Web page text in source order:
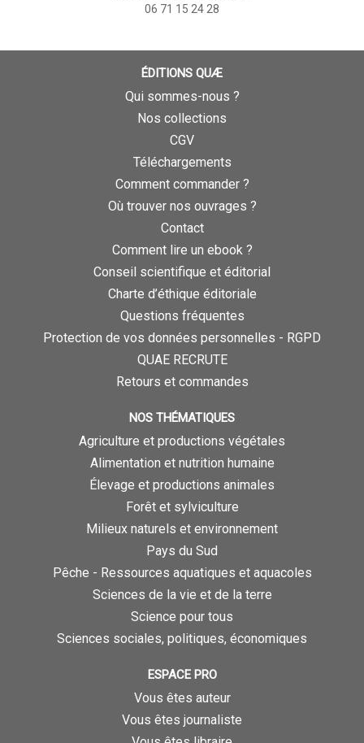
06 71 15 24 28
ÉDITIONS QUÆ
Qui sommes-nous ?
Nos collections
CGV
Téléchargements
Comment commander ?
Où trouver nos ouvrages ?
Contact
Comment lire un ebook ?
Conseil scientifique et éditorial
Charte d’éthique éditoriale
Questions fréquentes
Protection de vos données personnelles - RGPD
QUAE RECRUTE
Retours et commandes
NOS THÉMATIQUES
Agriculture et productions végétales
Alimentation et nutrition humaine
Élevage et productions animales
Forêt et sylviculture
Milieux naturels et environnement
Pays du Sud
Pêche - Ressources aquatiques et aquacoles
Sciences de la vie et de la terre
Science pour tous
Sciences sociales, politiques, économiques
ESPACE PRO
Vous êtes auteur
Vous êtes journaliste